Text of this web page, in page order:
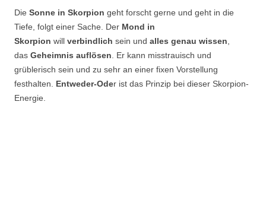
Die Sonne in Skorpion geht forscht gerne und geht in die
Tiefe, folgt einer Sache. Der Mond in
Skorpion will verbindlich sein und alles genau wissen
das Geheimnis auflösen . Er kann misstrauisch und
grüblerisch sein und zu sehr an einer fixen Vorstellung
festhalten. Entweder-Oder ist das Prinzip bei dieser Skorpion-
Energie.